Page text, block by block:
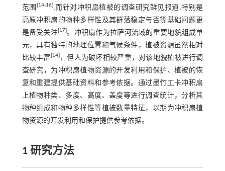
范围 [14-16],而针对冲积扇植被的调查研究鲜见报道,特别是
高原冲积扇的物种多样性及其群落稳定与否等基础问题更
是备受关注[17]。冲积扇作为拉萨河流域的重要地貌组成单
元，具有独特的地理位置和气候条件，植被资源虽然相对
比较丰富 [14]，但人为破坏相较严重，对该地貌植被进行调
查研究，为冲积扇植物资源的开发利用和保护、植被的恢
复和重建提供基础资料和参考依据。通过墨竹工卡冲积扇
上植物种类、多度、高度、盖度等进行调查统计，分析其
物种组成和物种多样性等植被数量特征，以期为冲积扇植
物资源的开发利用和保护提供参考依据。
1 研究方法